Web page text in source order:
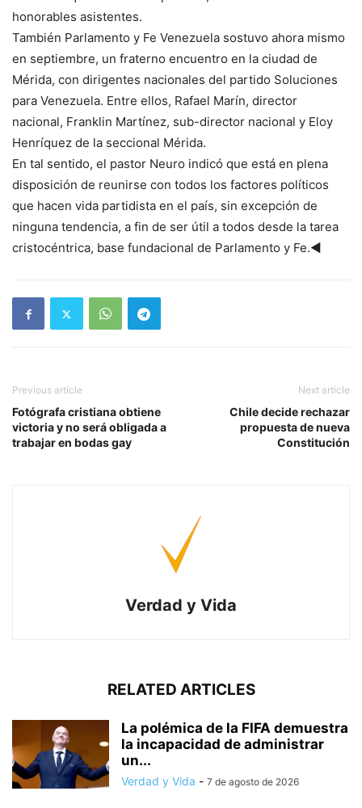
honorables asistentes.
También Parlamento y Fe Venezuela sostuvo ahora mismo
en septiembre, un fraterno encuentro en la ciudad de
Mérida, con dirigentes nacionales del partido Soluciones
para Venezuela. Entre ellos, Rafael Marín, director
nacional, Franklin Martínez, sub-director nacional y Eloy
Henríquez de la seccional Mérida.
En tal sentido, el pastor Neuro indicó que está en plena
disposición de reunirse con todos los factores políticos
que hacen vida partidista en el país, sin excepción de
ninguna tendencia, a fin de ser útil a todos desde la tarea
cristocéntrica, base fundacional de Parlamento y Fe.◄
Previous article
Fotógrafa cristiana obtiene
victoria y no será obligada a
trabajar en bodas gay
Next article
Chile decide rechazar
propuesta de nueva
Constitución
Verdad y Vida
RELATED ARTICLES
La polémica de la FIFA demuestra
la incapacidad de administrar
un...
Verdad y Vida - 7 de agosto de 2026